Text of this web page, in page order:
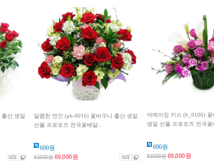
출산 생일
달콤한 연인 (pb-0016) 꽃바구니 출산 생일
선물 프로포즈 전국꽃배달...
690원
81000원 69,000원
어메이징 키스 (b_0106)
생일 선물 프로포즈 전국꽃
690원
81000원 69,000원